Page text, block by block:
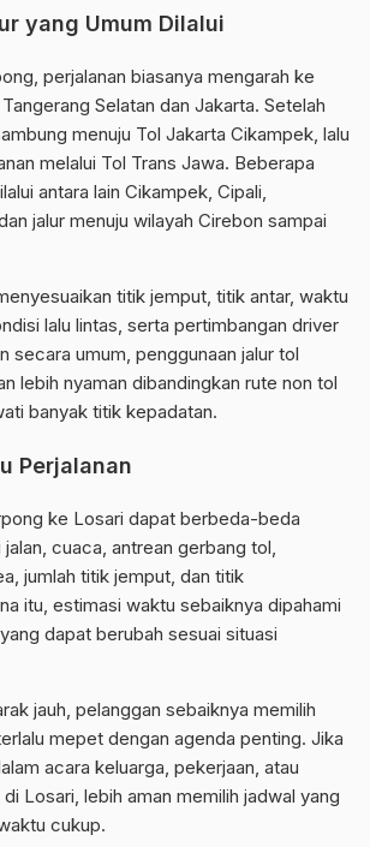
yang Umum Dilalui
perjalanan biasanya mengarah ke
Selatan dan Jakarta. Setelah
menuju Tol Jakarta Cikampek, lalu
melalui Tol Trans Jawa. Beberapa
antara lain Cikampek, Cipali,
jalur menuju wilayah Cirebon sampai
titik jemput, titik antar, waktu
lalu lintas, serta pertimbangan driver
secara umum, penggunaan jalur tol
lebih nyaman dibandingkan rute non tol
banyak titik kepadatan.
Perjalanan
ke Losari dapat berbeda-beda
cuaca, antrean gerbang tol,
jumlah titik jemput, dan titik
itu, estimasi waktu sebaiknya dipahami
dapat berubah sesuai situasi
jauh, pelanggan sebaiknya memilih
mepet dengan agenda penting. Jika
acara keluarga, pekerjaan, atau
Losari, lebih aman memilih jadwal yang
cukup.